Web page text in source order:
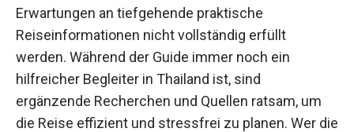
Erwartungen an tiefgehende praktische
Reiseinformationen nicht vollständig erfüllt
werden. Während der Guide immer noch ein
hilfreicher Begleiter in Thailand ist, sind
ergänzende Recherchen und Quellen ratsam, um
die Reise effizient und stressfrei zu planen. Wer die